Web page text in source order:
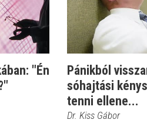
"Én
Pánikból
sóhajtási
tenni ellene...
Dr. Kiss Gábor